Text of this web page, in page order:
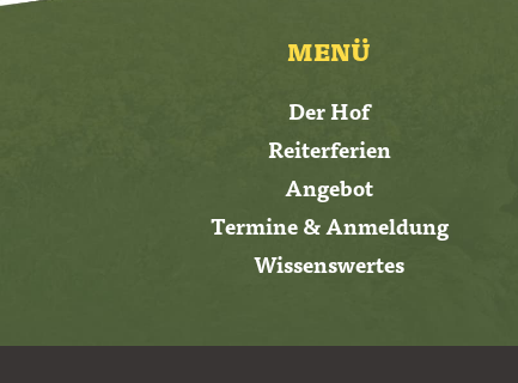
MENÜ
Der Hof
Reiterferien
Angebot
Termine & Anmeldung
Wissenswertes